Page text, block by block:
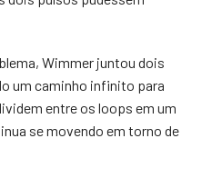
Wimmer juntou dois
um caminho infinito para
entre os loops em um
se movendo em torno de